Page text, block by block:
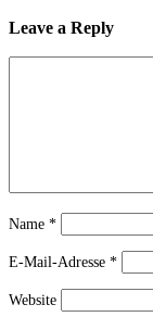
Leave a Reply
Name *
E-Mail-Adresse *
Website